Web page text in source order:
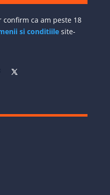
ca am peste 18
si conditiilesite-